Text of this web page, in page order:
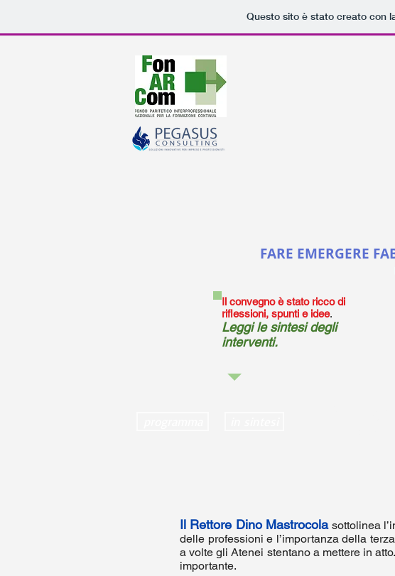
Questo sito è stato creato con
FARE EMERGERE
Il convegno è stato ricco di
riflessioni, spunti e idee.
Leggi le sintesi degli
interventi.
Il Rettore Dino Mastrocolasottolinea
delle professioni e l’importanza della
a volte gli Atenei stentano a mettere in
importante.